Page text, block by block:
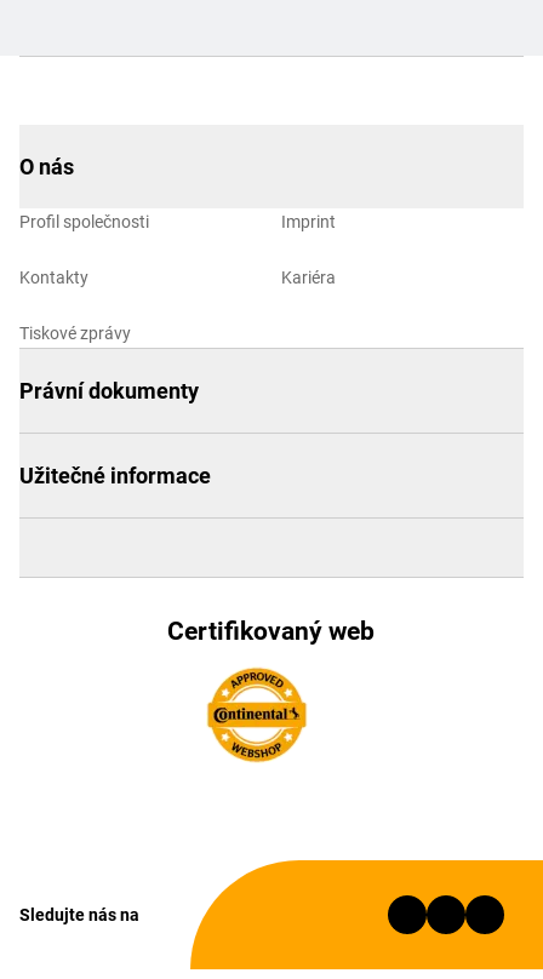
O nás
Profil společnosti
Kontakty
Tiskové zprávy
Imprint
Kariéra
Právní dokumenty
Užitečné informace
Certifikovaný web
Sledujte nás na